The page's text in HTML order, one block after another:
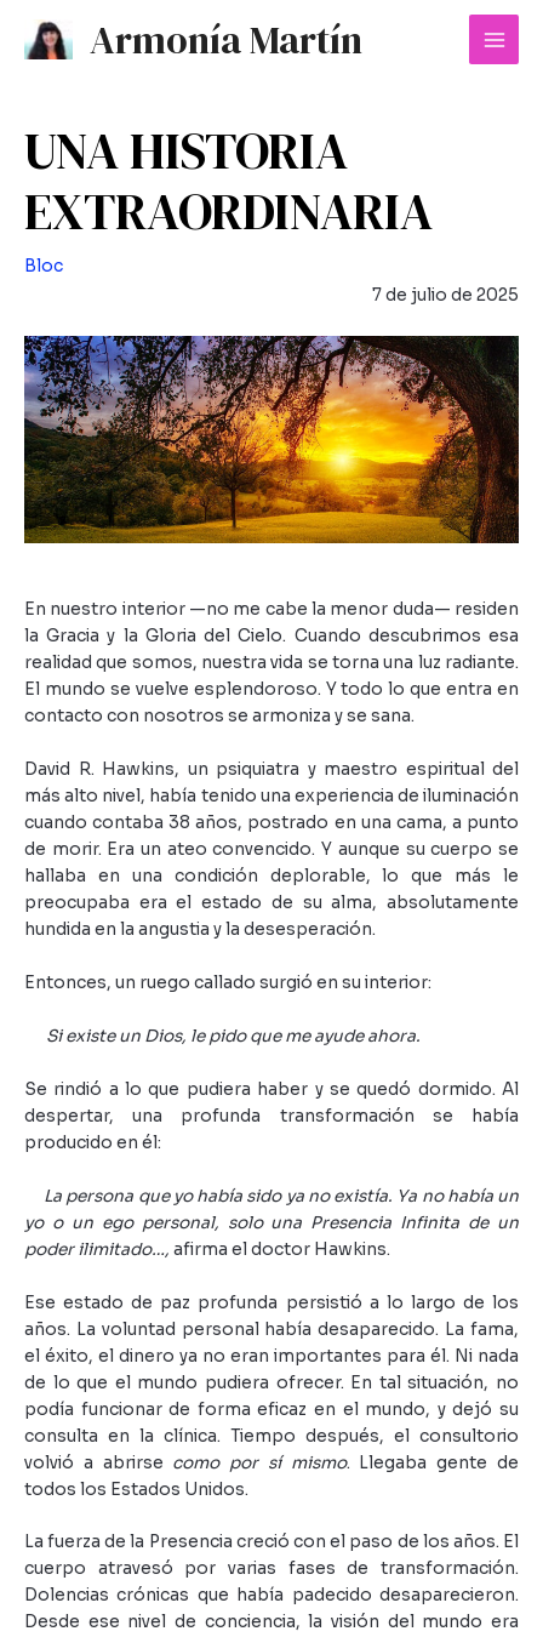
contenido
Armonía Martín
Main
UNA HISTORIA
EXTRAORDINARIA
Bloc
7 de julio de 2025
En nuestro interior —no me cabe la menor duda— residen
la Gracia y la Gloria del Cielo. Cuando descubrimos esa
realidad que somos, nuestra vida se torna una luz radiante.
El mundo se vuelve esplendoroso. Y todo lo que entra en
contacto con nosotros se armoniza y se sana.
David R. Hawkins, un psiquiatra y maestro espiritual del
más alto nivel, había tenido una experiencia de iluminación
cuando contaba 38 años, postrado en una cama, a punto
de morir. Era un ateo convencido. Y aunque su cuerpo se
hallaba en una condición deplorable, lo que más le
preocupaba era el estado de su alma, absolutamente
hundida en la angustia y la desesperación.
Entonces, un ruego callado surgió en su interior:
Si existe un Dios, le pido que me ayude ahora.
Se rindió a lo que pudiera haber y se quedó dormido. Al
despertar, una profunda transformación se había
producido en él:
La persona que yo había sido ya no existía. Ya no había un
yo o un ego personal, solo una Presencia Infinita de un
poder ilimitado…, afirma el doctor Hawkins.
Ese estado de paz profunda persistió a lo largo de los
años. La voluntad personal había desaparecido. La fama,
el éxito, el dinero ya no eran importantes para él. Ni nada
de lo que el mundo pudiera ofrecer. En tal situación, no
podía funcionar de forma eficaz en el mundo, y dejó su
consulta en la clínica. Tiempo después, el consultorio
volvió a abrirse como por sí mismo. Llegaba gente de
todos los Estados Unidos.
La fuerza de la Presencia creció con el paso de los años. El
cuerpo atravesó por varias fases de transformación.
Dolencias crónicas que había padecido desaparecieron.
Desde ese nivel de conciencia, la visión del mundo era